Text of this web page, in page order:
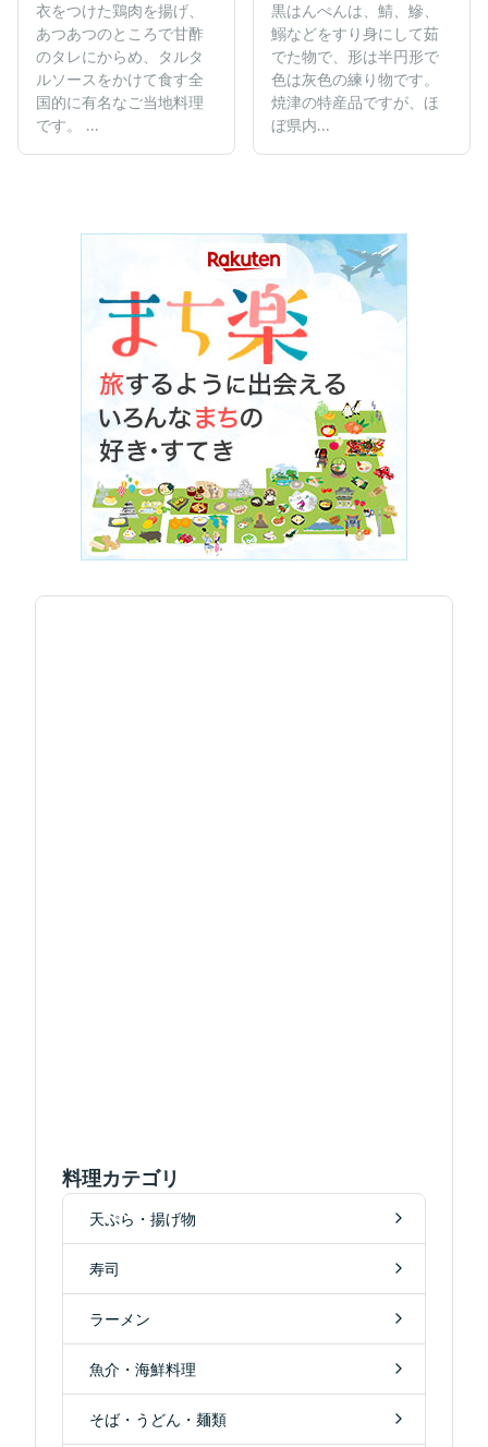
衣をつけた鶏肉を揚げ、
あつあつのところで甘酢
のタレにからめ、タルタ
ルソースをかけて食す全
国的に有名なご当地料理
です。 ...
黒はんぺんは、鯖、鰺、
鰯などをすり身にして茹
でた物で、形は半円形で
色は灰色の練り物です。
焼津の特産品ですが、ほ
ぼ県内...
料理カテゴリ
天ぷら・揚げ物
寿司
ラーメン
魚介・海鮮料理
そば・うどん・麺類